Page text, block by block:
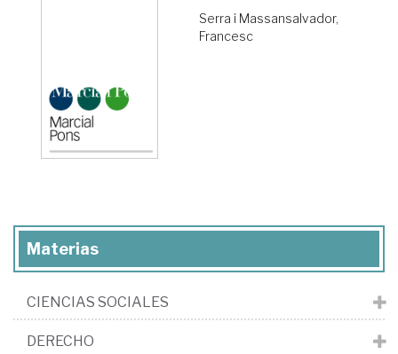
Serra i Massansalvador,
Francesc
Materias
CIENCIAS SOCIALES
DERECHO